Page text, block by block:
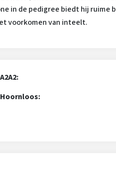
in de pedigree biedt hij ruime
voorkomen van inteelt.
A2A2:
Hoornloos: